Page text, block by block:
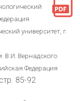
университет, г.
В.И. Вернадского
Федерация
85-92